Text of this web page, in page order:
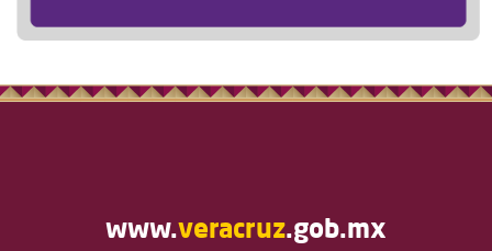
www.veracruz.gob.mx